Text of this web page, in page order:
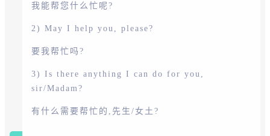
我能帮您什么忙呢?
2) May I help you, please?
要我帮忙吗?
3) Is there anything I can do for you,
sir/Madam?
有什么需要帮忙的,先生/女土?